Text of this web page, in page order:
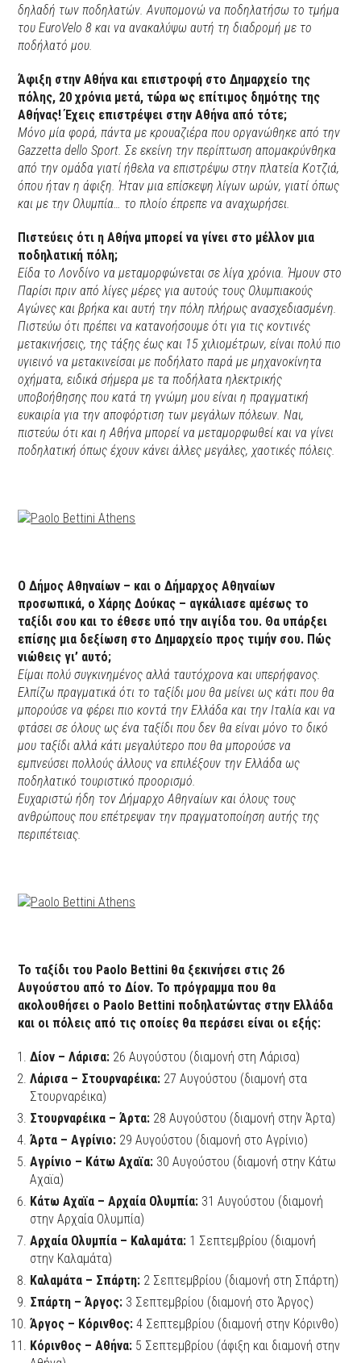
δηλαδή των ποδηλατών. Ανυπομονώ να ποδηλατήσω το τμήμα
του EuroVelo 8 και να ανακαλύψω αυτή τη διαδρομή με το
ποδήλατό μου.
Άφιξη στην Αθήνα και επιστροφή στο Δημαρχείο της
πόλης, 20 χρόνια μετά, τώρα ως επίτιμος δημότης της
Αθήνας! Έχεις επιστρέψει στην Αθήνα από τότε;
Μόνο μία φορά, πάντα με κρουαζιέρα που οργανώθηκε από την
Gazzetta dello Sport. Σε εκείνη την περίπτωση απομακρύνθηκα
από την ομάδα γιατί ήθελα να επιστρέψω στην πλατεία Κοτζιά,
όπου ήταν η άφιξη. Ήταν μια επίσκεψη λίγων ωρών, γιατί όπως
και με την Ολυμπία… το πλοίο έπρεπε να αναχωρήσει.
Πιστεύεις ότι η Αθήνα μπορεί να γίνει στο μέλλον μια
ποδηλατική πόλη;
Είδα το Λονδίνο να μεταμορφώνεται σε λίγα χρόνια. Ήμουν στο
Παρίσι πριν από λίγες μέρες για αυτούς τους Ολυμπιακούς
Αγώνες και βρήκα και αυτή την πόλη πλήρως ανασχεδιασμένη.
Πιστεύω ότι πρέπει να κατανοήσουμε ότι για τις κοντινές
μετακινήσεις, της τάξης έως και 15 χιλιομέτρων, είναι πολύ πιο
υγιεινό να μετακινείσαι με ποδήλατο παρά με μηχανοκίνητα
οχήματα, ειδικά σήμερα με τα ποδήλατα ηλεκτρικής
υποβοήθησης που κατά τη γνώμη μου είναι η πραγματική
ευκαιρία για την αποφόρτιση των μεγάλων πόλεων. Ναι,
πιστεύω ότι και η Αθήνα μπορεί να μεταμορφωθεί και να γίνει
ποδηλατική όπως έχουν κάνει άλλες μεγάλες, χαοτικές πόλεις.
Ο Δήμος Αθηναίων – και ο Δήμαρχος Αθηναίων
προσωπικά, ο Χάρης Δούκας – αγκάλιασε αμέσως το
ταξίδι σου και το έθεσε υπό την αιγίδα του. Θα υπάρξει
επίσης μια δεξίωση στο Δημαρχείο προς τιμήν σου. Πώς
νιώθεις γι’ αυτό;
Είμαι πολύ συγκινημένος αλλά ταυτόχρονα και υπερήφανος.
Ελπίζω πραγματικά ότι το ταξίδι μου θα μείνει ως κάτι που θα
μπορούσε να φέρει πιο κοντά την Ελλάδα και την Ιταλία και να
φτάσει σε όλους ως ένα ταξίδι που δεν θα είναι μόνο το δικό
μου ταξίδι αλλά κάτι μεγαλύτερο που θα μπορούσε να
εμπνεύσει πολλούς άλλους να επιλέξουν την Ελλάδα ως
ποδηλατικό τουριστικό προορισμό.
Ευχαριστώ ήδη τον Δήμαρχο Αθηναίων και όλους τους
ανθρώπους που επέτρεψαν την πραγματοποίηση αυτής της
περιπέτειας.
Το ταξίδι του Paolo Bettini θα ξεκινήσει στις 26
Αυγούστου από το Δίον. Το πρόγραμμα που θα
ακολουθήσει ο Paolo Bettini ποδηλατώντας στην Ελλάδα
και οι πόλεις από τις οποίες θα περάσει είναι οι εξής:
Δίον – Λάρισα: 26 Αυγούστου (διαμονή στη Λάρισα)
Λάρισα – Στουρναρέικα: 27 Αυγούστου (διαμονή στα
Στουρναρέικα)
Στουρναρέικα – Άρτα: 28 Αυγούστου (διαμονή στην Άρτα)
Άρτα – Αγρίνιο: 29 Αυγούστου (διαμονή στο Αγρίνιο)
Αγρίνιο – Κάτω Αχαϊα: 30 Αυγούστου (διαμονή στην Κάτω
Αχαϊα)
Κάτω Αχαϊα – Αρχαία Ολυμπία: 31 Αυγούστου (διαμονή
στην Αρχαία Ολυμπία)
Αρχαία Ολυμπία – Καλαμάτα: 1 Σεπτεμβρίου (διαμονή
στην Καλαμάτα)
Καλαμάτα – Σπάρτη: 2 Σεπτεμβρίου (διαμονή στη Σπάρτη)
Σπάρτη – Άργος: 3 Σεπτεμβρίου (διαμονή στο Άργος)
Άργος – Κόρινθος: 4 Σεπτεμβρίου (διαμονή στην Κόρινθο)
Κόρινθος – Αθήνα: 5 Σεπτεμβρίου (άφιξη και διαμονή στην